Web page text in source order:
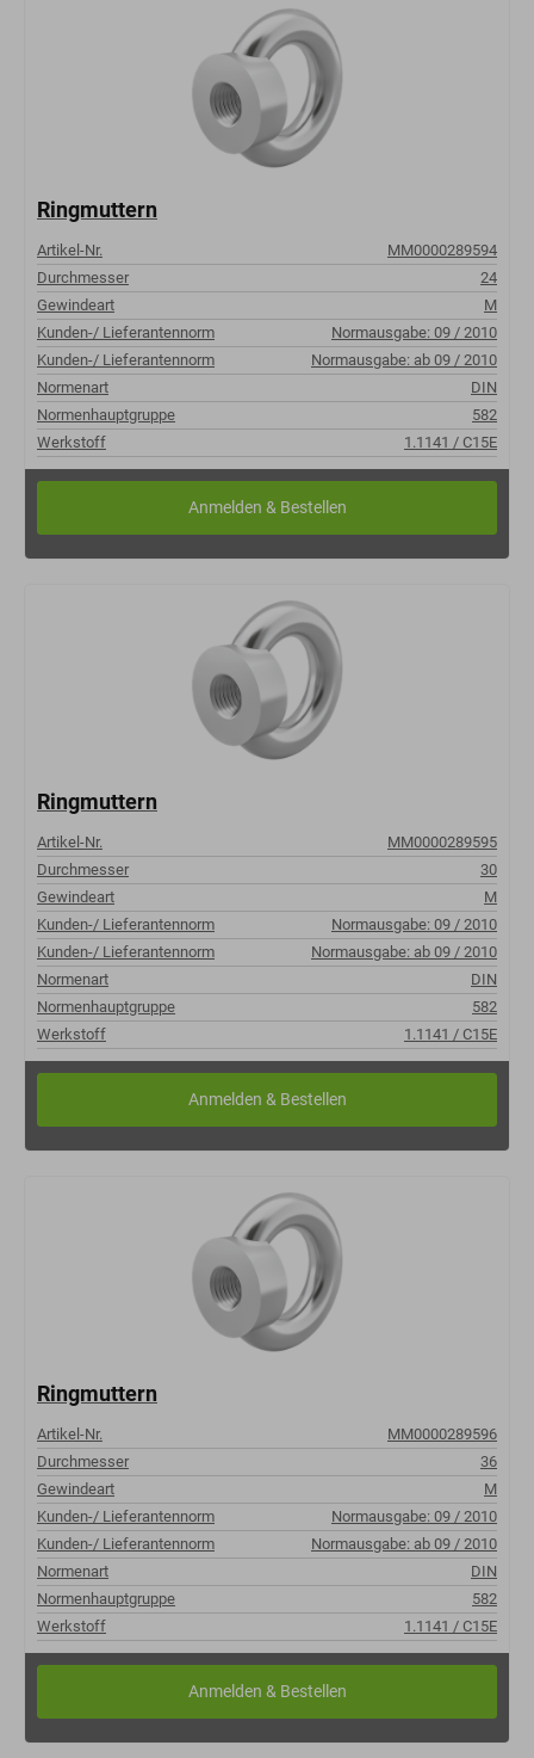
Ringmuttern
Artikel-Nr.
MM0000289594
Durchmesser
24
Gewindeart
M
Kunden-/ Lieferantennorm
Normausgabe: 09 / 2010
Kunden-/ Lieferantennorm
Normausgabe: ab 09 / 2010
Normenart
DIN
Normenhauptgruppe
582
Werkstoff
1.1141 / C15E
Ringmuttern
Artikel-Nr.
MM0000289595
Durchmesser
30
Gewindeart
M
Kunden-/ Lieferantennorm
Normausgabe: 09 / 2010
Kunden-/ Lieferantennorm
Normausgabe: ab 09 / 2010
Normenart
DIN
Normenhauptgruppe
582
Werkstoff
1.1141 / C15E
Ringmuttern
Artikel-Nr.
MM0000289596
Durchmesser
36
Gewindeart
M
Kunden-/ Lieferantennorm
Normausgabe: 09 / 2010
Kunden-/ Lieferantennorm
Normausgabe: ab 09 / 2010
Normenart
DIN
Normenhauptgruppe
582
Werkstoff
1.1141 / C15E